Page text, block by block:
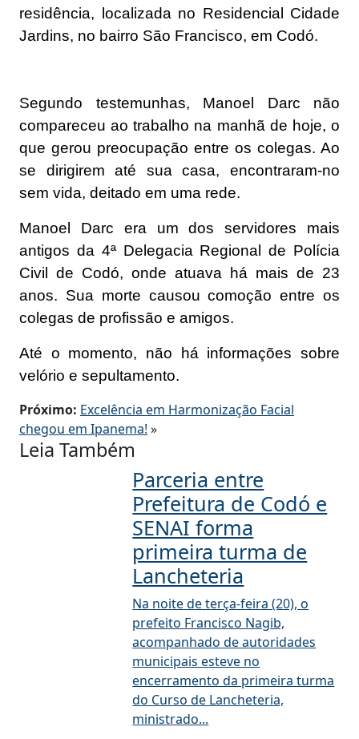
residência, localizada no Residencial Cidade
Jardins, no bairro São Francisco, em Codó.
Segundo testemunhas, Manoel Darc não
compareceu ao trabalho na manhã de hoje, o
que gerou preocupação entre os colegas. Ao
se dirigirem até sua casa, encontraram-no
sem vida, deitado em uma rede.
Manoel Darc era um dos servidores mais
antigos da 4ª Delegacia Regional de Polícia
Civil de Codó, onde atuava há mais de 23
anos. Sua morte causou comoção entre os
colegas de profissão e amigos.
Até o momento, não há informações sobre
velório e sepultamento.
Próximo: Excelência em Harmonização Facial
chegou em Ipanema! »
Leia Também
Parceria entre
Prefeitura de Codó e
SENAI forma
primeira turma de
Lancheteria
Na noite de terça-feira (20), o
prefeito Francisco Nagib,
acompanhado de autoridades
municipais esteve no
encerramento da primeira turma
do Curso de Lancheteria,
ministrado...